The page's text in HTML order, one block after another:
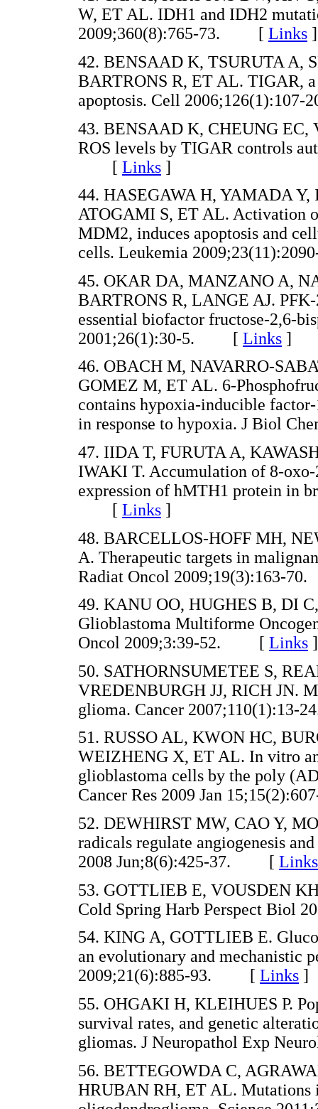
W, ET AL. IDH1 and IDH2
2009;360(8):765-73. [ Links ]
42. BENSAAD K, TSURUTA
BARTRONS R, ET AL. TIGAR,
apoptosis. Cell
43. BENSAAD K, CHEUNG
ROS levels by TIGAR controls
[ Links ]
44. HASEGAWA H, YAMADA
ATOGAMI S, ET AL. Activation
MDM2, induces apoptosis and
cells. Leukemia
45. OKAR DA, MANZANO A,
BARTRONS R, LANGE AJ.
essential biofactor fructose-2,6-
2001;26(1):30-5. [ Links ]
46. OBACH M, NAVARRO-
GOMEZ M, ET AL. 6-
contains hypoxia-inducible
in response to hypoxia. J Biol
47. IIDA T, FURUTA A,
IWAKI T. Accumulation of 8-oxo-
expression of hMTH1 protein in
[ Links ]
48. BARCELLOS-HOFF MH,
A. Therapeutic targets in
Radiat Oncol
49. KANU OO, HUGHES B, DI
Glioblastoma Multiforme
Oncol 2009;3:39-52. [ Links ]
50. SATHORNSUMETEE S,
VREDENBURGH JJ, RICH JN.
glioma. Cancer
51. RUSSO AL, KWON HC,
WEIZHENG X, ET AL. In vitro
glioblastoma cells by the poly
Cancer Res 2009 Jan
52. DEWHIRST MW, CAO Y,
radicals regulate angiogenesis
2008 Jun;8(6):425-37. [ Links
53. GOTTLIEB E, VOUSDEN
Cold Spring Harb Perspect
54. KING A, GOTTLIEB E.
an evolutionary and mechanistic
2009;21(6):885-93. [ Links ]
55. OHGAKI H, KLEIHUES P.
survival rates, and genetic
gliomas. J Neuropathol Exp
56. BETTEGOWDA C,
HRUBAN RH, ET AL. Mutations